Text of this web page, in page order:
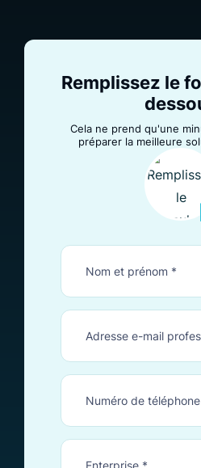
Remplissez le
Cela ne prend qu'une
préparer la meilleure